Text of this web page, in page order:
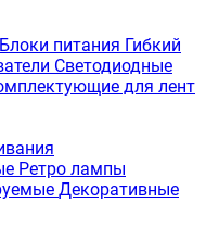
Блоки питания Гибкий
Светодиодные
для лент
Ретро лампы
Декоративные